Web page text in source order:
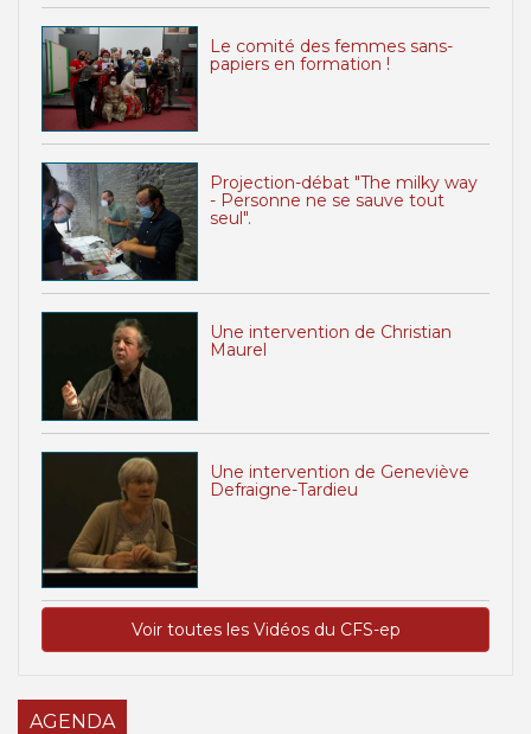
Le comité des femmes sans-
papiers en formation !
Projection-débat "The milky way
- Personne ne se sauve tout
seul".
Une intervention de Christian
Maurel
Une intervention de Geneviève
Defraigne-Tardieu
Voir toutes les Vidéos du CFS-ep
AGENDA